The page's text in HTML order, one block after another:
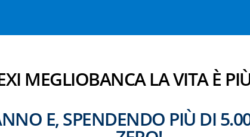
MEGLIOBANCA LA VITA È
E, SPENDENDO PIÙ DI